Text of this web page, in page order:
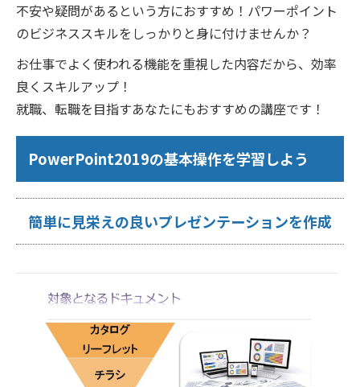
不安や疑問があるという方におすすめ！パワーポイント
のビジネススキルをしっかりと身に付けませんか？
お仕事でよく使われる機能を重視した内容だから、効率
良くスキルアップ！
就職、転職を目指すあなたにもおすすめの講座です！
PowerPoint2019の基本操作を学習しよう
簡単に見栄えの良いプレゼンテーションを作成